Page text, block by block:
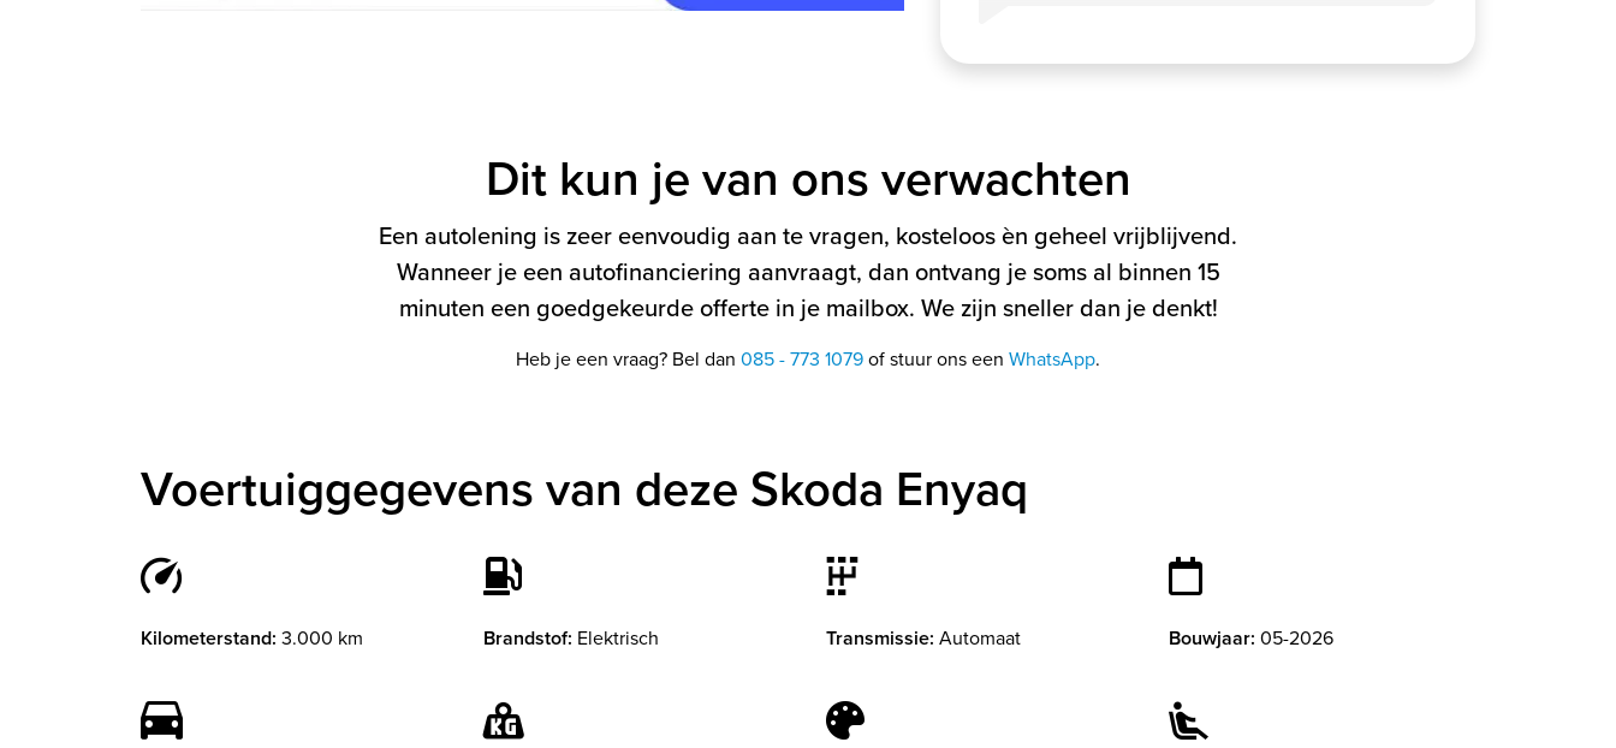
Dit kun je van ons verwachten
Een autolening is zeer eenvoudig aan te vragen, kosteloos èn geheel vrijblijvend.
Wanneer je een autofinanciering aanvraagt, dan ontvang je soms al binnen 15
minuten een goedgekeurde offerte in je mailbox. We zijn sneller dan je denkt!
Heb je een vraag? Bel dan 085 - 773 1079of stuur ons een WhatsApp.
Voertuiggegevens van deze Skoda Enyaq
Kilometerstand: 3.000 km Brandstof: Elektrisch Transmissie: Automaat Bouwjaar: 05-2026